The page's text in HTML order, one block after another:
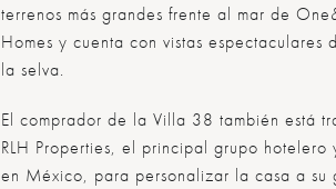
terrenos más grandes frente al mar de
Homes y cuenta con vistas
la selva.
El comprador de la Villa 38 también está
RLH Properties, el principal grupo
en México, para personalizar la casa a su